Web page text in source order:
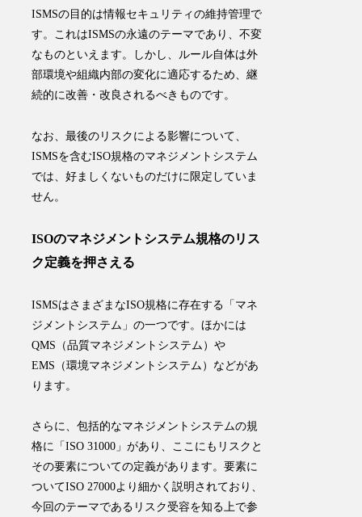
ISMSの目的は情報セキュリティの維持管理で
す。 これはISMSの永遠のテーマであり、不変
なものといえます。しかし、ルール自体は外
部環境や組織内部の変化に適応するため、継
続的に改善・改良されるべきものです。
なお、最後のリスクによる影響について、
ISMSを含むISO規格のマネジメントシステム
では、好ましくないものだけに限定していま
せん。
ISOのマネジメントシステム規格のリス
ク定義を押さえる
ISMSはさまざまなISO規格に存在する「マネ
ジメントシステム」の一つです。ほかには
QMS（品質マネジメントシステム）や
EMS（環境マネジメントシステム）などがあ
ります。
さらに、包括的なマネジメントシステムの規
格に「ISO 31000」があり、ここにもリスクと
その要素についての定義があります。要素に
ついてISO 27000より細かく説明されており、
今回のテーマであるリスク受容を知る上で参